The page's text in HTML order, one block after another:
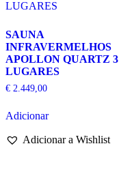
SAUNA
INFRAVERMELHOS
APOLLON QUARTZ 3
LUGARES
€ 2.449,00
Adicionar
Adicionar a Wishlist